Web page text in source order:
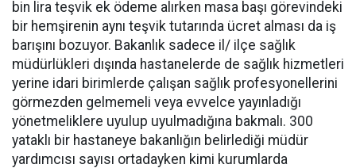
bin lira teşvik ek ödeme alırken masa başı görevindeki
bir hemşirenin aynı teşvik tutarında ücret alması da iş
barışını bozuyor. Bakanlık sadece il/ ilçe sağlık
müdürlükleri dışında hastanelerde de sağlık hizmetleri
yerine idari birimlerde çalışan sağlık profesyonellerini
görmezden gelmemeli veya evvelce yayınladığı
yönetmeliklere uyulup uyulmadığına bakmalı. 300
yataklı bir hastaneye bakanlığın belirlediği müdür
yardımcısı sayısı ortadayken kimi kurumlarda